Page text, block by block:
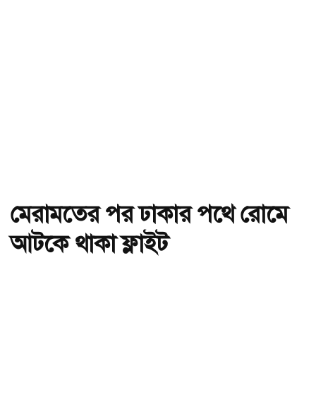
মেরামতের পর ঢাকার পথে রোমে
আটকে থাকা ফ্লাইট